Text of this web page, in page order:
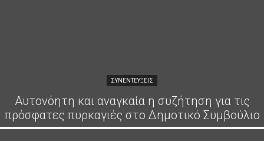
ΣΥΝΕΝΤΕΎΞΕΙΣ
Αυτονόητη και αναγκαία η συζήτηση για τις
πρόσφατες πυρκαγιές στο Δημοτικό Συμβούλιο